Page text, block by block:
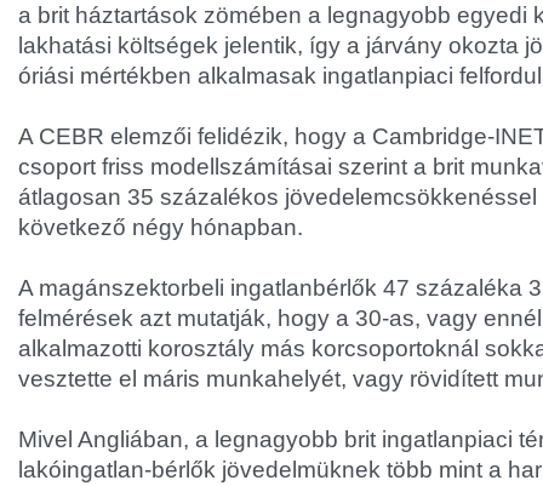
a brit háztartások zömében a legnagyobb egyedi
lakhatási költségek jelentik, így a járvány okozta
óriási mértékben alkalmasak ingatlanpiaci
A CEBR elemzői felidézik, hogy a Cambridge-
csoport friss modellszámításai szerint a brit
átlagosan 35 százalékos
következő négy hónapban.
A magánszektorbeli ingatlanbérlők 47 százaléka
felmérések azt mutatják, hogy a 30-as, vagy
alkalmazotti korosztály más korcsoportoknál
vesztette el máris munkahelyét, vagy rövidített
Mivel Angliában, a legnagyobb brit ingatlanpiaci
lakóingatlan-bérlők jövedelmüknek több mint a